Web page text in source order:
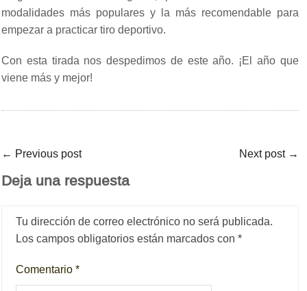
modalidades más populares y la más recomendable para
empezar a practicar tiro deportivo.
Con esta tirada nos despedimos de este año. ¡El año que
viene más y mejor!
← Previous post Next post →
Deja una respuesta
Tu dirección de correo electrónico no será publicada.
Los campos obligatorios están marcados con*
Comentario*